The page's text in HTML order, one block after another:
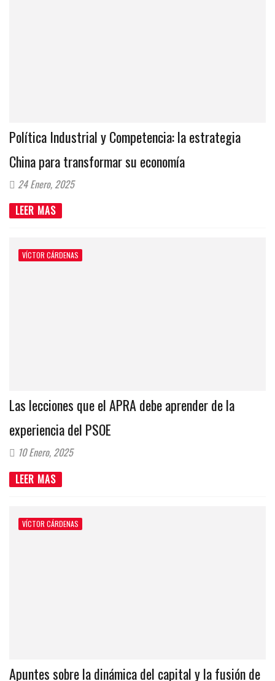
Política Industrial y Competencia: la estrategia
China para transformar su economía
24 Enero, 2025
LEER MAS
VÍCTOR CÁRDENAS
Las lecciones que el APRA debe aprender de la
experiencia del PSOE
10 Enero, 2025
LEER MAS
VÍCTOR CÁRDENAS
Apuntes sobre la dinámica del capital y la fusión de